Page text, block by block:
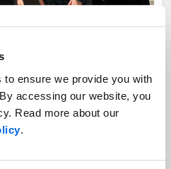
ensure we provide you with
accessing our website, you
Read more about our
.